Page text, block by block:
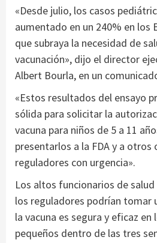
«Desde julio, los casos
aumentado en un 240% en los
que subraya la necesidad de
vacunación», dijo el director
Albert Bourla, en un
«Estos resultados del ensayo
sólida para solicitar la
vacuna para niños de 5 a 11
presentarlos a la FDA y a otros
reguladores con urgencia».
Los altos funcionarios de salud
los reguladores podrían tomar
la vacuna es segura y eficaz en
pequeños dentro de las tres